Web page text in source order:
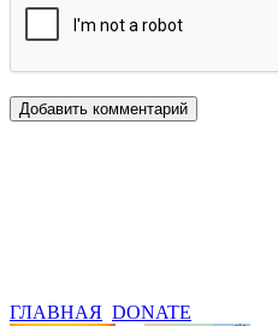
ГЛАВНАЯ DONATE